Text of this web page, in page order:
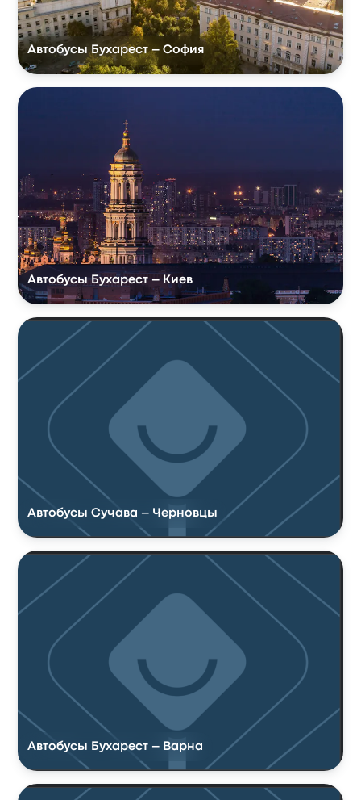
Автобусы Бухарест – София
Автобусы Бухарест – Киев
Автобусы Сучава – Черновцы
Автобусы Бухарест – Варна